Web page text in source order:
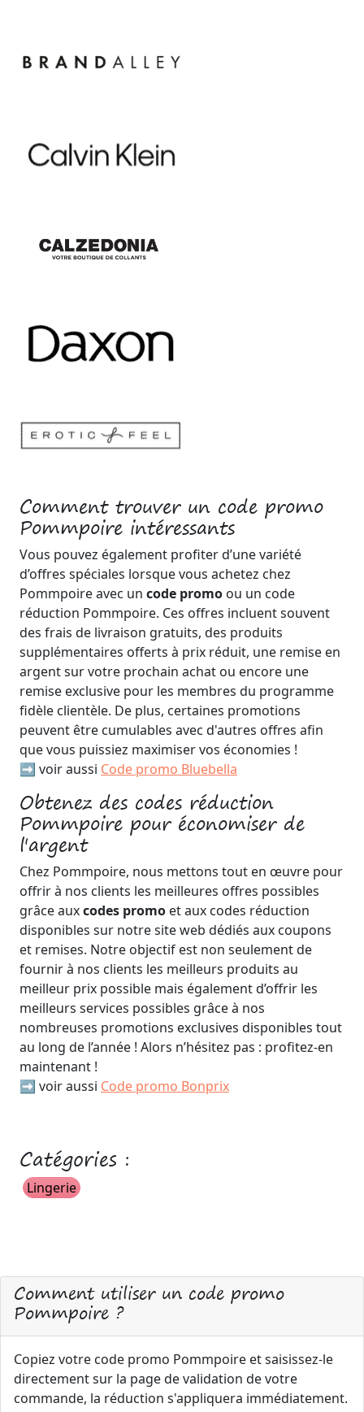
Comment trouver un code promo
Pommpoire intéressants
Vous pouvez également profiter d’une variété
d’offres spéciales lorsque vous achetez chez
Pommpoire avec un code promo ou un code
réduction Pommpoire. Ces offres incluent souvent
des frais de livraison gratuits, des produits
supplémentaires offerts à prix réduit, une remise en
argent sur votre prochain achat ou encore une
remise exclusive pour les membres du programme
fidèle clientèle. De plus, certaines promotions
peuvent être cumulables avec d'autres offres afin
que vous puissiez maximiser vos économies !
➡️ voir aussi Code promo Bluebella
Obtenez des codes réduction
Pommpoire pour économiser de
l'argent
Chez Pommpoire, nous mettons tout en œuvre pour
offrir à nos clients les meilleures offres possibles
grâce auxcodes promo et aux codes réduction
disponibles sur notre site web dédiés aux coupons
et remises. Notre objectif est non seulement de
fournir à nos clients les meilleurs produits au
meilleur prix possible mais également d’offrir les
meilleurs services possibles grâce à nos
nombreuses promotions exclusives disponibles tout
au long de l’année ! Alors n’hésitez pas : profitez-en
maintenant !
➡️ voir aussi Code promo Bonprix
Catégories :
Lingerie
Comment utiliser un code promo
Pommpoire ?
Copiez votre code promo Pommpoire et saisissez-le
directement sur la page de validation de votre
commande, la réduction s'appliquera immédiatement.